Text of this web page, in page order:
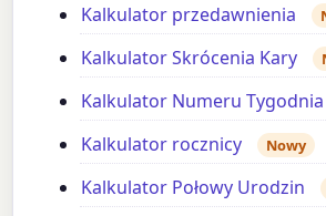
Kalkulator przedawnienia
Kalkulator Skrócenia Kary
Kalkulator Numeru Tygodnia
Kalkulator rocznicy Nowy
Kalkulator Połowy Urodzin